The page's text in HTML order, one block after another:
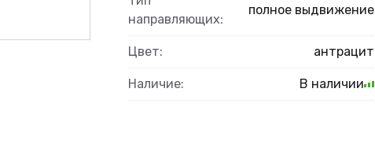
направляющих:
полное выдвижение
Цвет: антрацит
Наличие: В наличии